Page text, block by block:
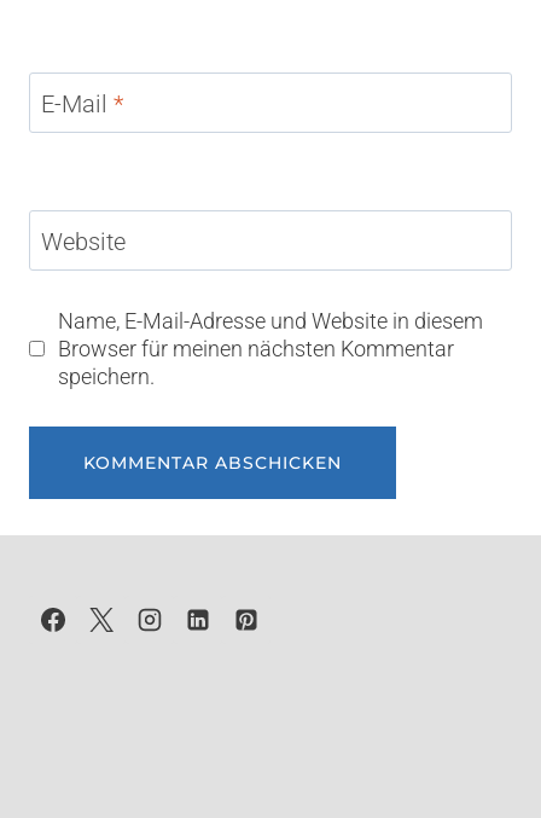
E-Mail *
Website
Name, E-Mail-Adresse und Website in diesem
Browser für meinen nächsten Kommentar
speichern.